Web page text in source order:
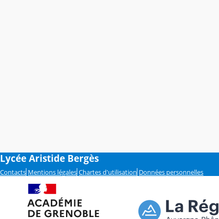
Lycée Aristide Bergès
Contacts Mentions légales Chartes d'utilisation Données personnelles